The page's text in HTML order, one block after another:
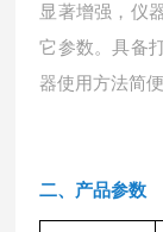
显著增强，仪
它参数。具备
器使用方法简
二、 产品参数